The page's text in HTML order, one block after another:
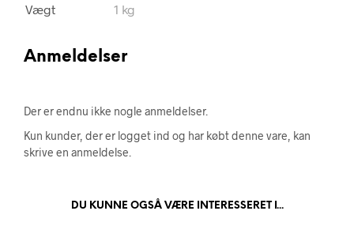
Vægt 1 kg
Anmeldelser
Der er endnu ikke nogle anmeldelser.
Kun kunder, der er logget ind og har købt denne vare, kan
skrive en anmeldelse.
DU KUNNE OGSÅ VÆRE INTERESSERET I...